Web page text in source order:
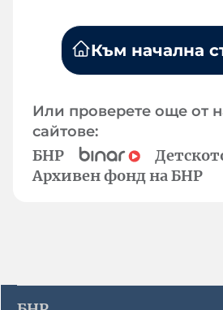
Към начална
Или проверете още от
сайтове:
БНР
Архивен фонд на БНР